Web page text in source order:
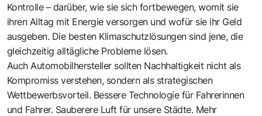
Kontrolle – darüber, wie sie sich fortbewegen, womit sie
ihren Alltag mit Energie versorgen und wofür sie ihr Geld
ausgeben. Die besten Klimaschutzlösungen sind jene, die
gleichzeitig alltägliche Probleme lösen.
Auch Automobilhersteller sollten Nachhaltigkeit nicht als
Kompromiss verstehen, sondern als strategischen
Wettbewerbsvorteil. Bessere Technologie für Fahrerinnen
und Fahrer. Sauberere Luft für unsere Städte. Mehr